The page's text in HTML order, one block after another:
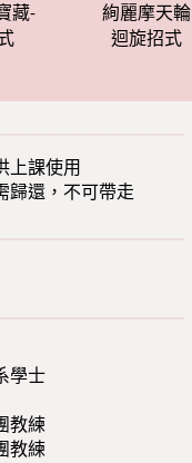
藏-
絢麗摩天輪
迴旋招式
上課使用
歸還，不可帶走
學士
教練
教練